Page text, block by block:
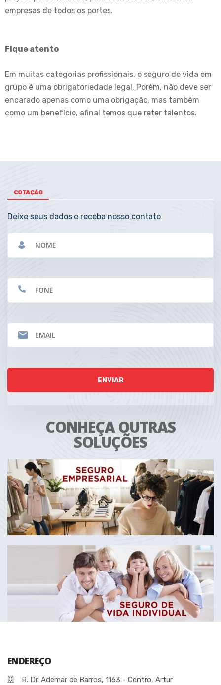
empresas de todos os portes.
Fique atento
Em muitas categorias profissionais, o seguro de vida em
grupo é uma obrigatoriedade legal. Porém, não deve ser
encarado apenas como uma obrigação, mas também
como um benefício, afinal temos que reter talentos.
COTAÇÃO
Deixe seus dados e receba nosso contato
CONHEÇA OUTRAS
SOLUÇÕES
ENDEREÇO
R. Dr. Ademar de Barros, 1163 - Centro, Artur